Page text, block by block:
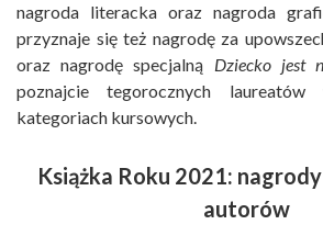
nagroda literacka oraz nagroda
przyznaje się też nagrodę za
oraz nagrodę specjalną Dziecko jest
poznajcie tegorocznych laureatów
kategoriach kursowych.
Książka Roku 2021:
autorów